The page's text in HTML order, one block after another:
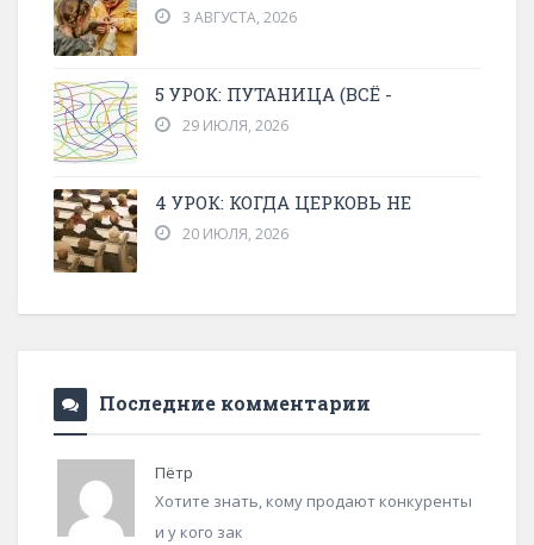
3 АВГУСТА, 2026
5 УРОК: ПУТАНИЦА (ВСЁ -
29 ИЮЛЯ, 2026
4 УРОК: КОГДА ЦЕРКОВЬ НЕ
20 ИЮЛЯ, 2026
Последние комментарии
Пётр
Хотите знать, кому продают конкуренты
и у кого зак